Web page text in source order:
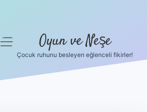
menüyü
Oyun ve Neşe
Çocuk ruhunu besleyen eğlenceli fikirler!